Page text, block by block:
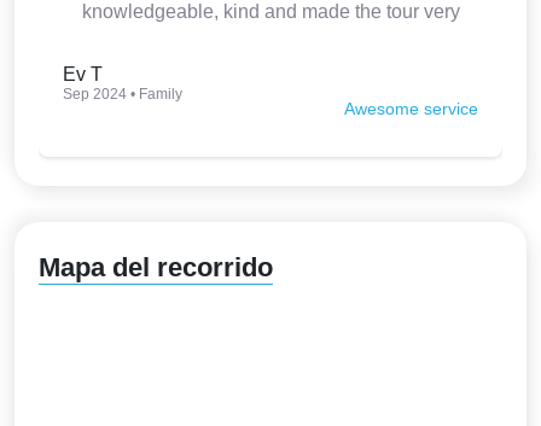
knowledgeable, kind and made the tour very
Ev T
Sep 2024 • Family
Awesome service
Mapa del recorrido